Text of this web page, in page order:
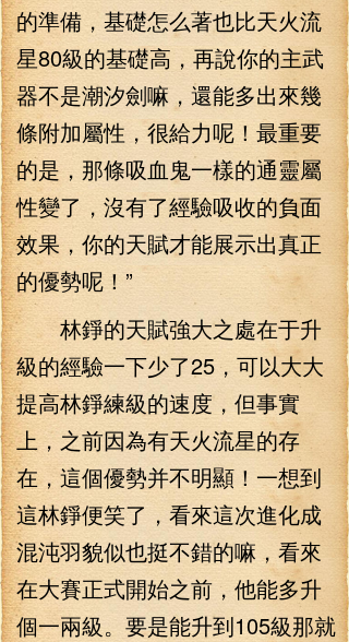
的準備，基礎怎么著也比天火流
星80級的基礎高，再說你的主武
器不是潮汐劍嘛，還能多出來幾
條附加屬性，很給力呢！最重要
的是，那條吸血鬼一樣的通靈屬
性變了，沒有了經驗吸收的負面
效果，你的天賦才能展示出真正
的優勢呢！”
林錚的天賦強大之處在于升
級的經驗一下少了25，可以大大
提高林錚練級的速度，但事實
上，之前因為有天火流星的存
在，這個優勢并不明顯！一想到
這林錚便笑了，看來這次進化成
混沌羽貌似也挺不錯的嘛，看來
在大賽正式開始之前，他能多升
個一兩級。要是能升到105級那就